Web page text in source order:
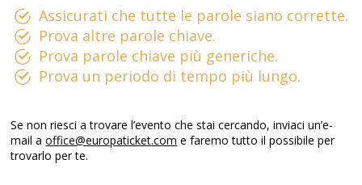
Assicurati che tutte le parole siano corrette.
Prova altre parole chiave.
Prova parole chiave più generiche.
Prova un periodo di tempo più lungo.
Se non riesci a trovare l’evento che stai cercando, inviaci un’e-
mail aoffice@europaticket.com e faremo tutto il possibile per
trovarlo per te.